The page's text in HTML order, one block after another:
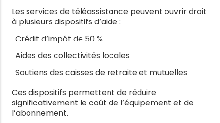
Les services de téléassistance peuvent ouvrir droit
à plusieurs dispositifs d’aide :
Crédit d’impôt de 50 %
Aides des collectivités locales
Soutiens des caisses de retraite et mutuelles
Ces dispositifs permettent de réduire
significativement le coût de l’équipement et de
l’abonnement.